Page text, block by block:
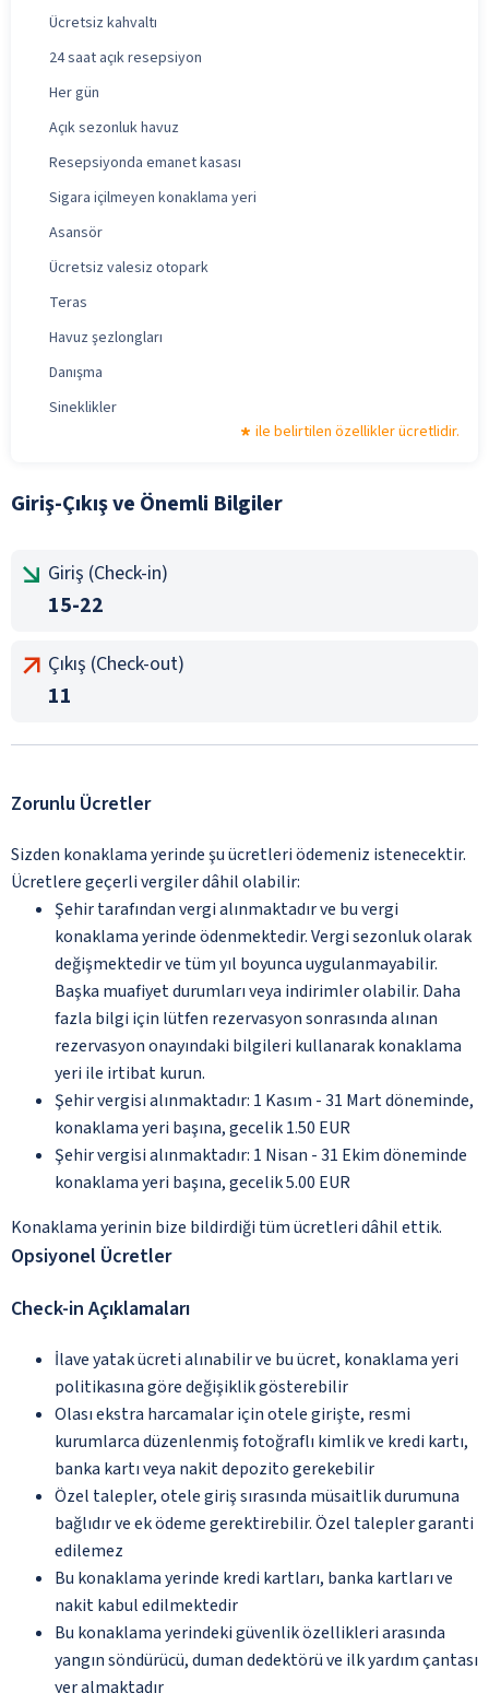
Ücretsiz kahvaltı
24 saat açık resepsiyon
Her gün
Açık sezonluk havuz
Resepsiyonda emanet kasası
Sigara içilmeyen konaklama yeri
Asansör
Ücretsiz valesiz otopark
Teras
Havuz şezlongları
Danışma
Sineklikler
ile belirtilen özellikler ücretlidir.
Giriş-Çıkış ve Önemli Bilgiler
Giriş (Check-in)
15-22
Çıkış (Check-out)
11
Zorunlu Ücretler
Sizden konaklama yerinde şu ücretleri ödemeniz istenecektir.
Ücretlere geçerli vergiler dâhil olabilir:
Şehir tarafından vergi alınmaktadır ve bu vergi
konaklama yerinde ödenmektedir. Vergi sezonluk olarak
değişmektedir ve tüm yıl boyunca uygulanmayabilir.
Başka muafiyet durumları veya indirimler olabilir. Daha
fazla bilgi için lütfen rezervasyon sonrasında alınan
rezervasyon onayındaki bilgileri kullanarak konaklama
yeri ile irtibat kurun.
Şehir vergisi alınmaktadır: 1 Kasım - 31 Mart döneminde,
konaklama yeri başına, gecelik 1.50 EUR
Şehir vergisi alınmaktadır: 1 Nisan - 31 Ekim döneminde
konaklama yeri başına, gecelik 5.00 EUR
Konaklama yerinin bize bildirdiği tüm ücretleri dâhil ettik.
Opsiyonel Ücretler
Check-in Açıklamaları
İlave yatak ücreti alınabilir ve bu ücret, konaklama yeri
politikasına göre değişiklik gösterebilir
Olası ekstra harcamalar için otele girişte, resmi
kurumlarca düzenlenmiş fotoğraflı kimlik ve kredi kartı,
banka kartı veya nakit depozito gerekebilir
Özel talepler, otele giriş sırasında müsaitlik durumuna
bağlıdır ve ek ödeme gerektirebilir. Özel talepler garanti
edilemez
Bu konaklama yerinde kredi kartları, banka kartları ve
nakit kabul edilmektedir
Bu konaklama yerindeki güvenlik özellikleri arasında
yangın söndürücü, duman dedektörü ve ilk yardım çantası
yer almaktadır